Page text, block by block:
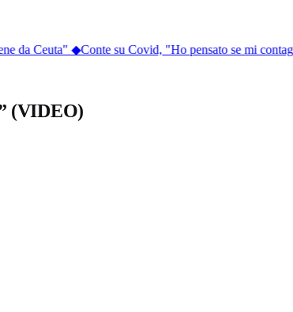
da Ceuta"◆Conte su Covid, "Ho pensato se mi
(VIDEO)